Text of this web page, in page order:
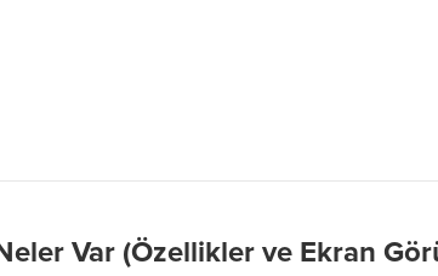
Var (Özellikler ve Ekran